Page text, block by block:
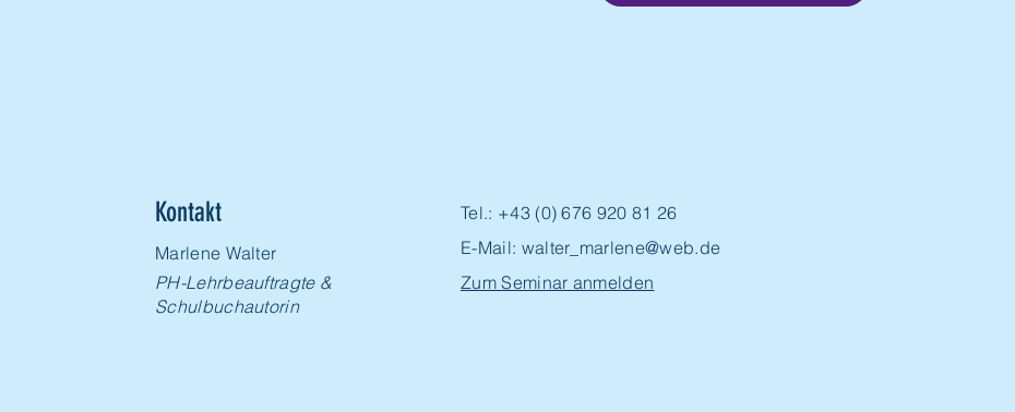
Kontakt
Marlene Walter
PH-Lehrbeauftragte &
Schulbuchautorin
Tel.: +43 (0) 676 920 81 26
E-Mail: walter_marlene@web.de
Zum Seminar anmelden